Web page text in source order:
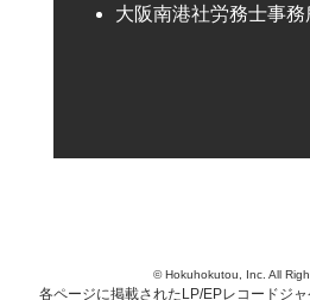
大阪南港社労務士事務
© Hokuhokutou, Inc. All
各ページに掲載されたLP/EPレコードジ